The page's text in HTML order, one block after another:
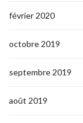
février 2020
octobre 2019
septembre 2019
août 2019